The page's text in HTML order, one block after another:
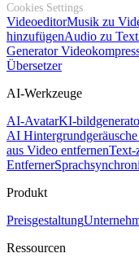
Cookies Settings
VideoeditorMusik zu
hinzufügenAudio zu Text
Generator
Übersetzer
AI-Werkzeuge
AI-AvatarKI-
AI
aus Video entfernenText-
Entferner
Produkt
Preisgestaltung
Ressourcen